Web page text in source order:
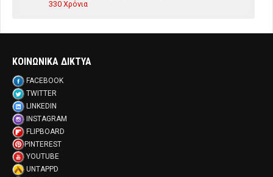
330 Χρόνια
ΚΟΙΝΩΝΙΚΑ ΔΙΚΤΥΑ
FACEBOOK
TWITTER
LINKEDIN
INSTAGRAM
FLIPBOARD
PINTEREST
YOUTUBE
UNTAPPD